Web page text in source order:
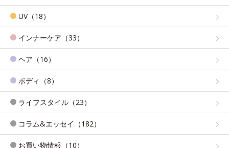
UV（18）
インナーケア（33）
ヘア（16）
ボディ（8）
ライフスタイル（23）
コラム&エッセイ（182）
お買い物情報（10）